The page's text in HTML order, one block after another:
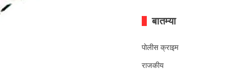
बातम्या
पोलीस क्राइम
राजकीय